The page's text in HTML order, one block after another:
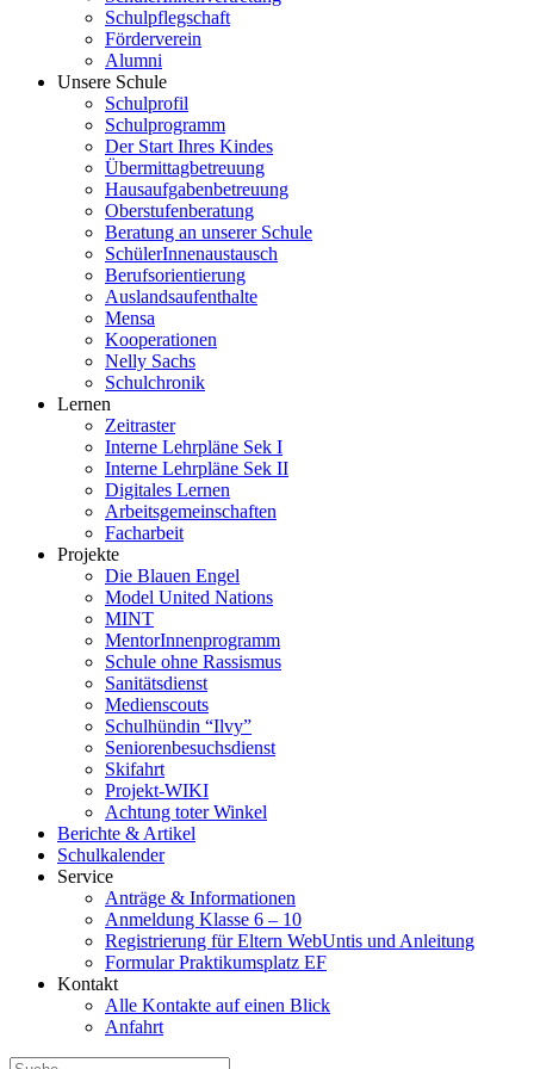
Schulpflegschaft
Förderverein
Alumni
Unsere Schule
Schulprofil
Schulprogramm
Der Start Ihres Kindes
Übermittagbetreuung
Hausaufgabenbetreuung
Oberstufenberatung
Beratung an unserer Schule
SchülerInnenaustausch
Berufsorientierung
Auslandsaufenthalte
Mensa
Kooperationen
Nelly Sachs
Schulchronik
Lernen
Zeitraster
Interne Lehrpläne Sek I
Interne Lehrpläne Sek II
Digitales Lernen
Arbeitsgemeinschaften
Facharbeit
Projekte
Die Blauen Engel
Model United Nations
MINT
MentorInnenprogramm
Schule ohne Rassismus
Sanitätsdienst
Medienscouts
Schulhündin “Ilvy”
Seniorenbesuchsdienst
Skifahrt
Projekt-WIKI
Achtung toter Winkel
Berichte & Artikel
Schulkalender
Service
Anträge & Informationen
Anmeldung Klasse 6 – 10
Registrierung für Eltern WebUntis und Anleitung
Formular Praktikumsplatz EF
Kontakt
Alle Kontakte auf einen Blick
Anfahrt